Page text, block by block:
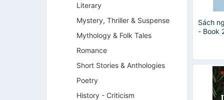
Literary
Mystery, Thriller & Suspense
Mythology & Folk Tales
Romance
Short Stories & Anthologies
Poetry
History - Criticism
Sách
- Book